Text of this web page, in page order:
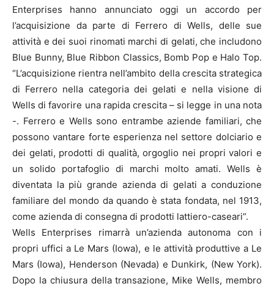
Enterprises hanno annunciato oggi un accordo per
l’acquisizione da parte di Ferrero di Wells, delle sue
attività e dei suoi rinomati marchi di gelati, che includono
Blue Bunny, Blue Ribbon Classics, Bomb Pop e Halo Top.
“L’acquisizione rientra nell’ambito della crescita strategica
di Ferrero nella categoria dei gelati e nella visione di
Wells di favorire una rapida crescita – si legge in una nota
-. Ferrero e Wells sono entrambe aziende familiari, che
possono vantare forte esperienza nel settore dolciario e
dei gelati, prodotti di qualità, orgoglio nei propri valori e
un solido portafoglio di marchi molto amati. Wells è
diventata la più grande azienda di gelati a conduzione
familiare del mondo da quando è stata fondata, nel 1913,
come azienda di consegna di prodotti lattiero-caseari”.
Wells Enterprises rimarrà un’azienda autonoma con i
propri uffici a Le Mars (Iowa), e le attività produttive a Le
Mars (Iowa), Henderson (Nevada) e Dunkirk, (New York).
Dopo la chiusura della transazione, Mike Wells, membro